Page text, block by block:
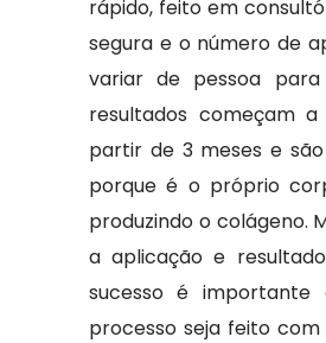
rápido, feito em
segura e o número de
variar de pessoa para
resultados começam
partir de 3 meses e
porque é o próprio
produzindo o colágeno.
a aplicação e
sucesso é
processo seja feito com